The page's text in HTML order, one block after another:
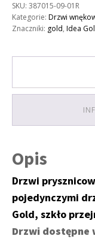
Gold
DWJ
110
SKU: 387015-09-01R
Kategorie: Drzwi
Znaczniki: gold, Idea
Opis
Drzwi
pojedynczymi
Gold, szkło
Drzwi dostępne